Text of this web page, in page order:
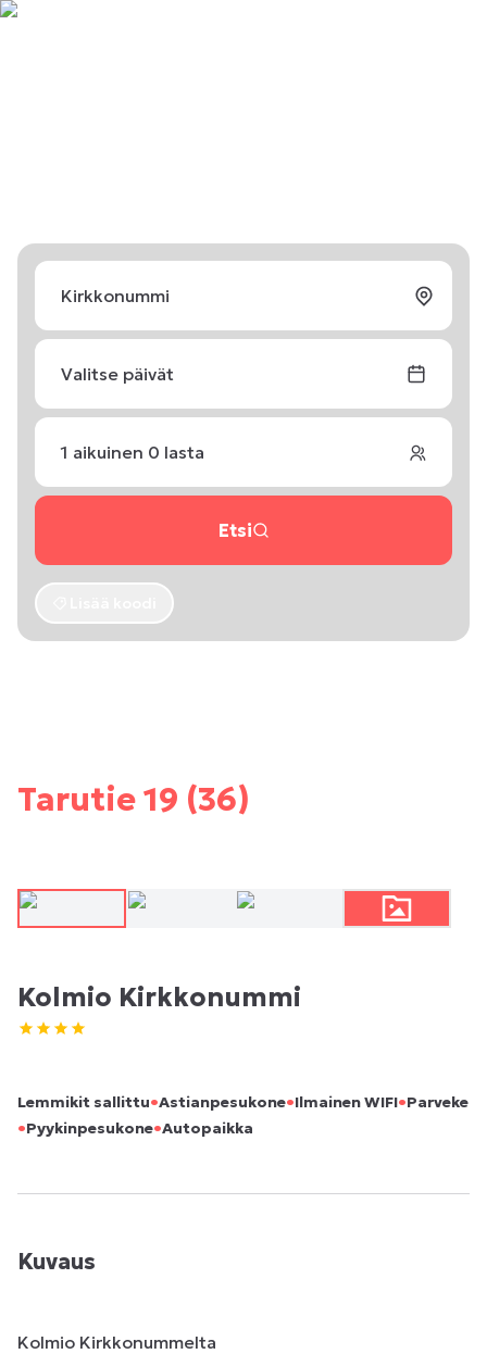
Valitse päivät
1 aikuinen 0 lasta
Etsi
Tarutie 19 (36)
Kolmio Kirkkonummi
Lemmikit sallittu•Astianpesukone•Ilmainen WIFI•Parveke
•Pyykinpesukone•Autopaikka
Kuvaus
Kolmio Kirkkonummelta